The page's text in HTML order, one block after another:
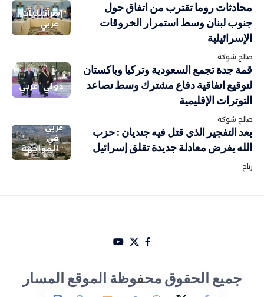
إسرائيليات
عربي
محادثات روما تقترب من اتفاق حول
جنوب لبنان وسط استمرار الخروقات
الإسرائيلية
صالح شوكة
دولي عربي
قمة جدة تجمع السعودية وتركيا وباكستان
لتوقيع اتفاقية دفاع مشترك وسط تصاعد
التوترات الإقليمية
صالح شوكة
عربي
في
المواجهة
بعد التفجير الذي قتل فيه جنديان : حزب
الله يفرض معادلة جديدة تقلق إسرائيل
رباح
جميع الحقوق محفوظة الموقع لمسار